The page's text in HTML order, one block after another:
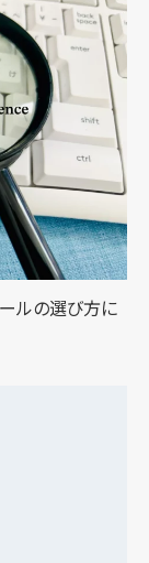
ルの選び方に